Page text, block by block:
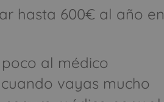
DIGESTIVO, OBSTETRICIA
08022 BARCELONA
hasta 600€ al año en
al médico
vayas mucho